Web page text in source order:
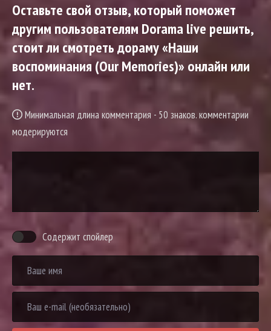
Оставьте свой отзыв, который поможет
другим пользователям Dorama live решить,
стоит ли смотреть дораму «Наши
воспоминания (Our Memories)» онлайн или
нет.
Минимальная длина комментария - 50 знаков. комментарии
модерируются
Содержит спойлер